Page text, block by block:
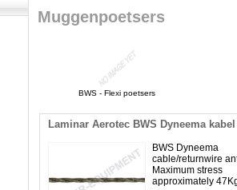
Muggenpoetsers
BWS - Flexi poetsers
Laminar Aerotec BWS Dyneema
BWS Dyneema
cable/returnwire
Maximum stress
approximately